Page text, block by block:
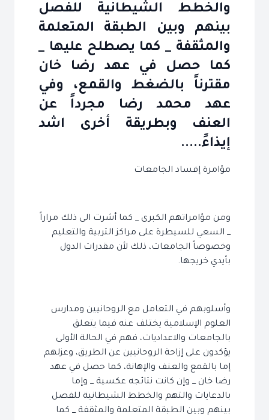
والخطط الشيطانية للفصل
بينهم وبين الطبقة المتعلمة
والمثقفة _ كما يصطلح عليها _
كما حصل في عهد رضا خان
مقترناً بالضغط والقمع، وفي
عهد محمد رضا مجرداً عن
العنف وبطريقة أخرى اشد
إيذاءً.....
مؤامرة إفساد الجامعات
ومن مؤامراتهم الكبرى _ كما أشرت الى ذلك مراراً
_ السعي للسيطرة على مراكز التربية والتعليم
وخصوصاً الجامعات، ذلك لأن مقدرات الدول
بأيدي خريجها.
وأسلوبهم في التعامل مع الروحانيين ومدارس
العلوم الإسلامية يختلف عنه فيما يتعلق
بالجامعات والاعداديات، فهم في الحالة الأولى
يؤكدون على إزاحة الروحانيين عن الطريق، وعزلهم
إما بالقمع والعنف والإهانة، كما حصل في عهد
رضا خان _ وإن كانت نتائجه عكسية _ وإما
بالدعايات والتهم والخطط الشيطانية للفصل
بينهم وبين الطبقة المتعلمة والمثقفة _ كما